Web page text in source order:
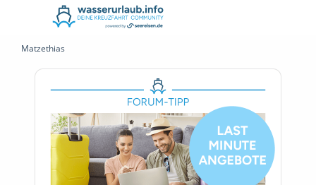
Matzethias